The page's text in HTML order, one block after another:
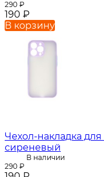
290 ₽
190 ₽
В корзину
Чехол-накладка для
сиреневый
В наличии
290 ₽